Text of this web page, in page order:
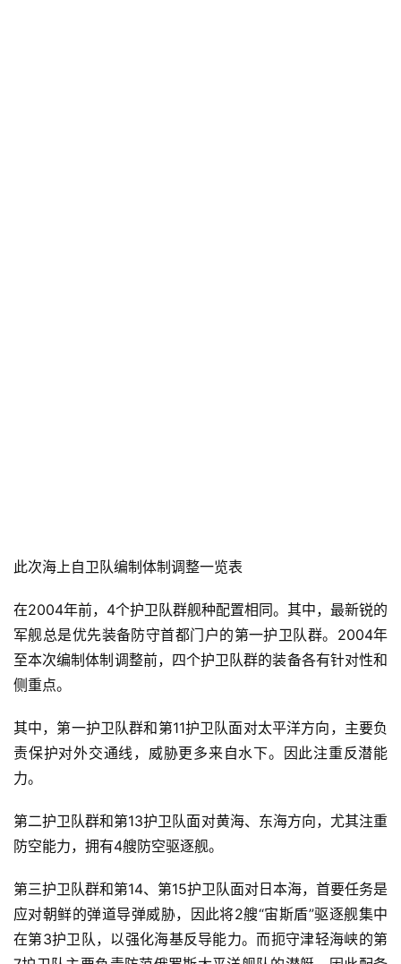
此次海上自卫队编制体制调整一览表
在2004年前，4个护卫队群舰种配置相同。其中，最新锐的
军舰总是优先装备防守首都门户的第一护卫队群。2004年
至本次编制体制调整前，四个护卫队群的装备各有针对性和
侧重点。
其中，第一护卫队群和第11护卫队面对太平洋方向，主要负
责保护对外交通线，威胁更多来自水下。因此注重反潜能
力。
第二护卫队群和第13护卫队面对黄海、东海方向，尤其注重
防空能力，拥有4艘防空驱逐舰。
第三护卫队群和第14、第15护卫队面对日本海，首要任务是
应对朝鲜的弹道导弹威胁，因此将2艘“宙斯盾”驱逐舰集中
在第3护卫队，以强化海基反导能力。而扼守津轻海峡的第